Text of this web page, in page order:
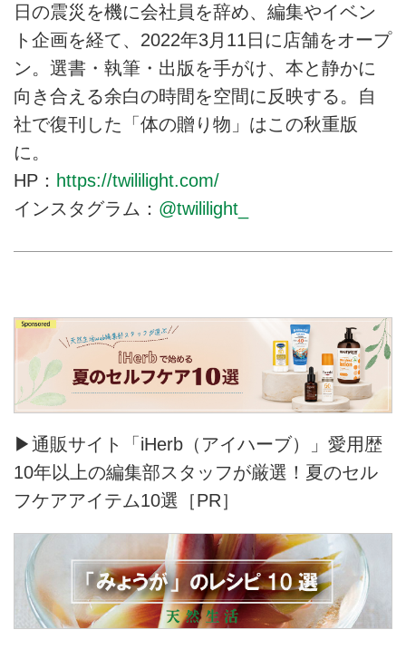
日の震災を機に会社員を辞め、編集やイベン
ト企画を経て、2022年3月11日に店舗をオープ
ン。選書・執筆・出版を手がけ、本と静かに
向き合える余白の時間を空間に反映する。自
社で復刊した「体の贈り物」はこの秋重版
に。
HP： https://twililight.com/
インスタグラム： @twililight_
▶通販サイト「iHerb（アイハーブ）」愛用歴
10年以上の編集部スタッフが厳選！夏のセル
フケアアイテム10選［PR］